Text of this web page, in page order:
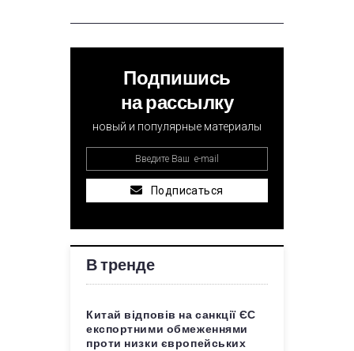
Подпишись
на рассылку
новый и популярные материалы
Подписаться
В тренде
Китай відповів на санкції ЄС
експортними обмеженнями
проти низки європейських